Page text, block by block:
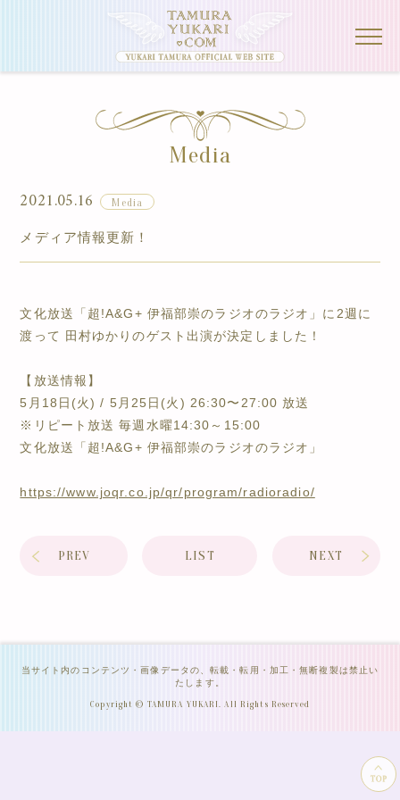
Media
2021.05.16 Media
メディア情報更新！
文化放送「超!A&G+ 伊福部崇のラジオのラジオ」に2週に
渡って 田村ゆかりのゲスト出演が決定しました！
【放送情報】
5月18日(火) / 5月25日(火) 26:30〜27:00 放送
※リピート放送 毎週水曜14:30～15:00
文化放送「超!A&G+ 伊福部崇のラジオのラジオ」
https://www.joqr.co.jp/qr/program/radioradio/
PREV LIST NEXT
当サイト内のコンテンツ・画像データの、転載・転用・加工・無断複製は禁止い
たします。
Copyright © TAMURA YUKARI. All Rights Reserved